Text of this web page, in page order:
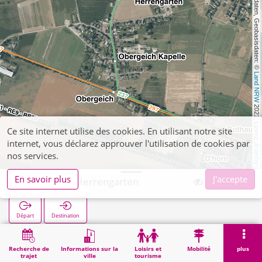
, Kartendaten, Geobasisdaten: ©
Land NRW
2021, Lizenz
dl-de/by-2-0
Recherche de
trajet
Informations sur la
ville
Loisirs et
tourisme
Mobilité plus
Obergeich Herrengarten
Départ Destination
Démarrage Obergeich Herrengarten
Ce site internet utilise des cookies. En utilisant notre site
internet, vous déclarez approuver l'utilisation de cookies par
nos services.
En savoir plus
J'accepte